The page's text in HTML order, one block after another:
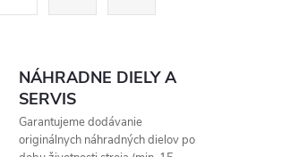
NÁHRADNE DIELY A
SERVIS
Garantujeme dodávanie
originálnych náhradných dielov po